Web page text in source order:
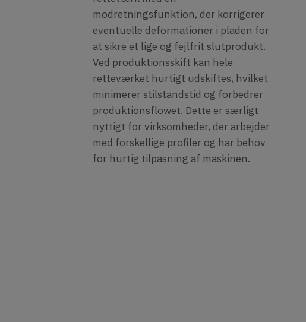
modretningsfunktion, der korrigerer
eventuelle deformationer i pladen for
at sikre et lige og fejlfrit slutprodukt.
Ved produktionsskift kan hele
retteværket hurtigt udskiftes, hvilket
minimerer stilstandstid og forbedrer
produktionsflowet. Dette er særligt
nyttigt for virksomheder, der arbejder
med forskellige profiler og har behov
for hurtig tilpasning af maskinen.